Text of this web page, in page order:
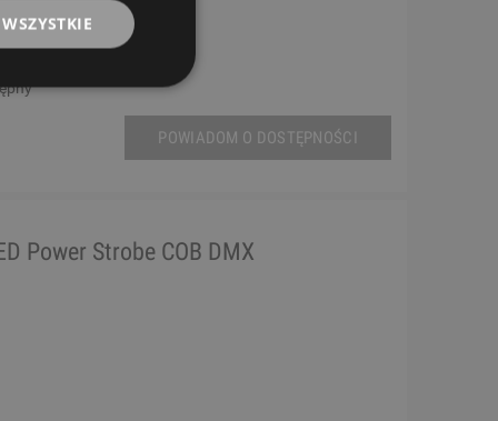
POWIADOM O DOSTĘPNOŚCI
Power Strobe COB DMX